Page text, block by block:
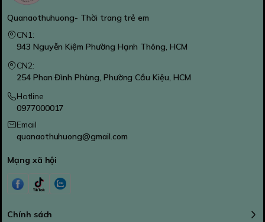
Quanaothuhuong- Thời trang trẻ em
CN1:
943 Nguyễn Kiệm Phường Hạnh Thông, HCM
CN2:
254 Phan Đình Phùng, Phường Cầu Kiệu, HCM
Hotline
0977000017
Email
quanaothuhuong@gmail.com
Mạng xã hội
Chính sách